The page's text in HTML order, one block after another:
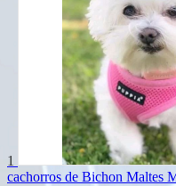
1
cachorros de Bichon Maltes